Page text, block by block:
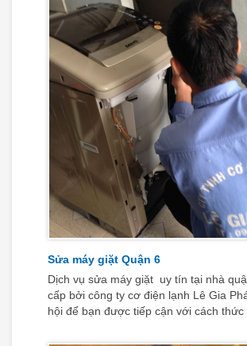
Sửa máy giặt Quận 6
Dịch vụ sửa máy giặt uy tín tại nhà
cấp bởi công ty cơ điện lạnh Lê Gia
hội để bạn được tiếp cận với cách thức
Đem lại phương án tối ưu nhất để bạn